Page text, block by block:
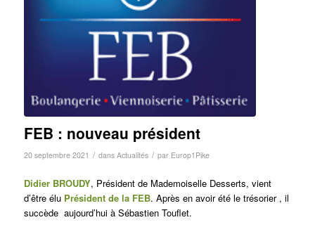
FEB : nouveau président
20 septembre 2021 / dans Actualités / par Europ1Pike
Didier BROUDY, Président de Mademoiselle Desserts, vient
d’être élu Président de la FEB. Après en avoir été le trésorier , il
succède aujourd’hui à Sébastien Touflet.